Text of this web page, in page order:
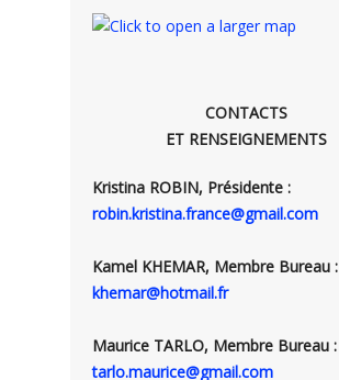
CONTACTS
ET RENSEIGNEMENTS
Kristina ROBIN, Présidente :
robin.kristina.france@gmail.com
Kamel KHEMAR, Membre Bureau :
khemar@hotmail.fr
Maurice TARLO, Membre Bureau :
tarlo.maurice@gmail.com